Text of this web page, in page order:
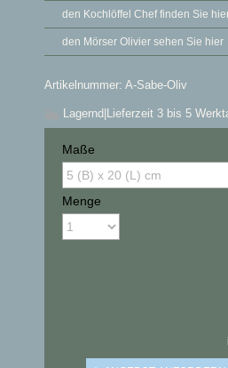
den Kochlöffel Chef finden Sie
den Mörser Olivier sehen Sie hier
Artikelnummer: A-Sabe-Oliv
Lagernd |Lieferzeit 3 bis 5
Maße
Menge